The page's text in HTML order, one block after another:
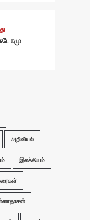
அறிவியல்
இலக்கியம்